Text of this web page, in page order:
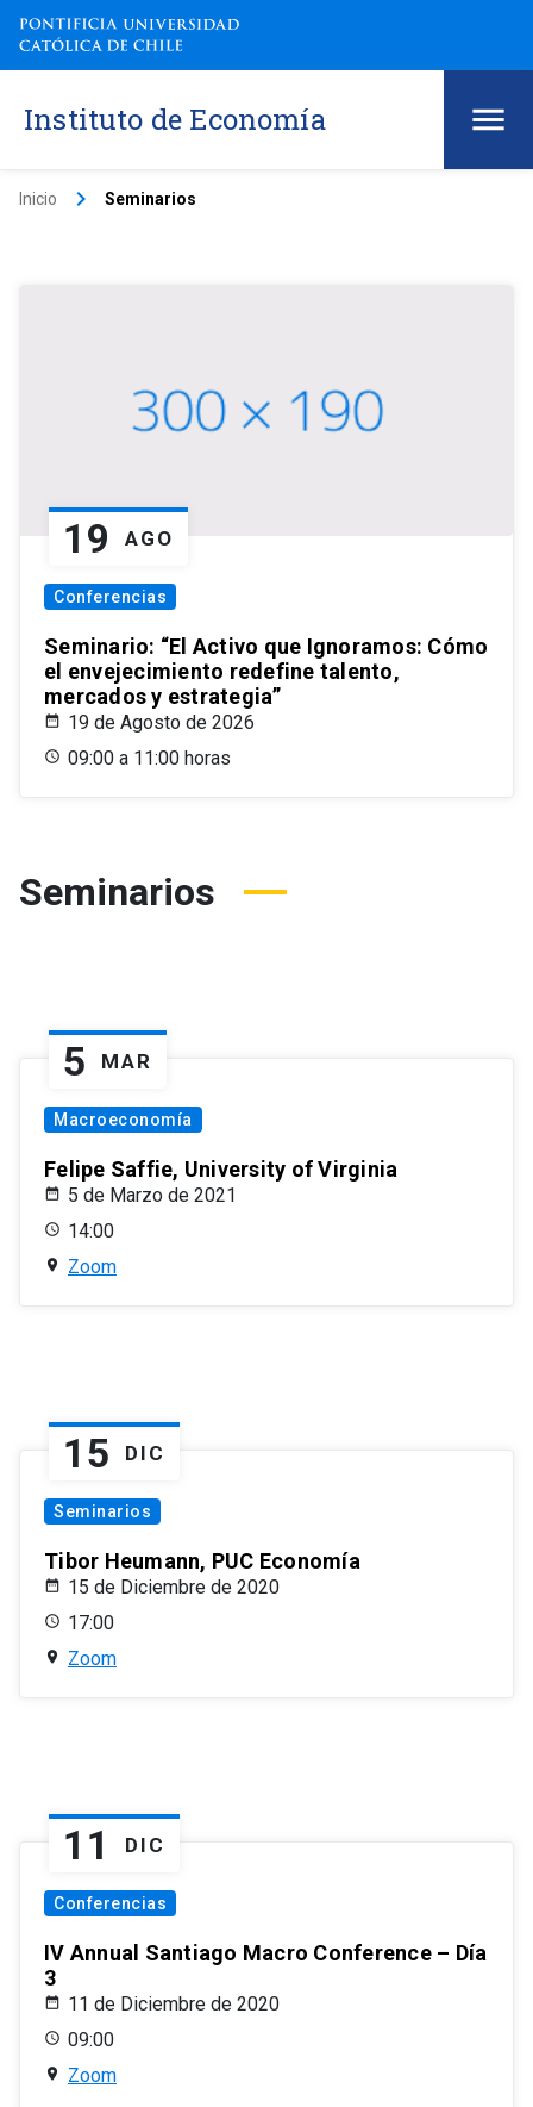
Instituto de Economía
Inicio keyboard_arrow_right Seminarios
19 AGO
Conferencias
Seminario: “El Activo que Ignoramos: Cómo
el envejecimiento redefine talento,
mercados y estrategia”
19 de Agosto de 2026
09:00 a 11:00 horas
Seminarios
5 MAR
Macroeconomía
Felipe Saffie, University of Virginia
5 de Marzo de 2021
14:00
Zoom
15 DIC
Seminarios
Tibor Heumann, PUC Economía
15 de Diciembre de 2020
17:00
Zoom
11 DIC
Conferencias
IV Annual Santiago Macro Conference – Día
3
11 de Diciembre de 2020
09:00
Zoom